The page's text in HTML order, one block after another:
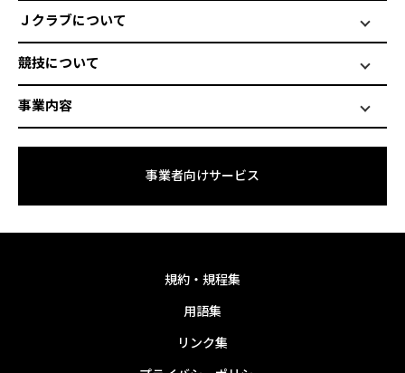
Ｊクラブについて
競技について
事業内容
事業者向けサービス
規約・規程集
用語集
リンク集